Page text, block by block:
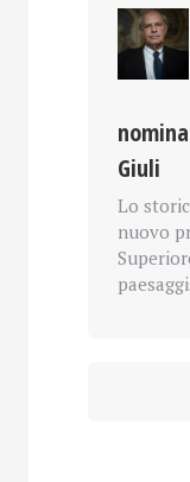
Giuli
Lo
nuovo